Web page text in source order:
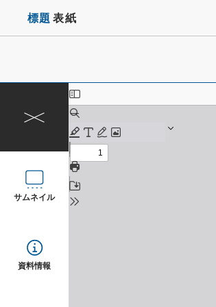
標題 表紙
サムネイル
資料情報